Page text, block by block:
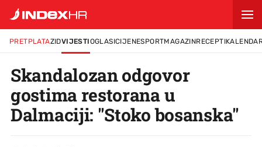
PRETPLATAZIDVIJESTIOGLASICIJENESPORTMAGAZINRECEPTI
Skandalozan odgovor
gostima restorana u
Dalmaciji: "Stoko bosanska"